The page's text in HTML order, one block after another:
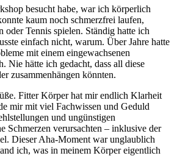
besucht habe, war ich körperlich
kaum noch schmerzfrei laufen,
oder Tennis spielen. Ständig hatte ich
einfach nicht, warum. Über Jahre hatte
mit einem eingewachsenen
Nie hätte ich gedacht, dass all diese
zusammenhängen könnten.
Fitter Körper hat mir endlich Klarheit
mir mit viel Fachwissen und Geduld
und ungünstigen
Schmerzen verursachten – inklusive der
Dieser Aha-Moment war unglaublich
ich, was in meinem Körper eigentlich